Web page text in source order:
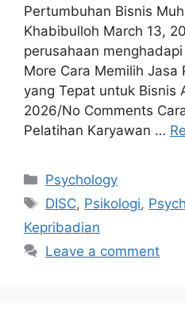
Pertumbuhan Bisnis
Khabibulloh March 13,
perusahaan
More Cara Memilih Jasa
yang Tepat untuk Bisnis
2026/No Comments
Pelatihan Karyawan …
Psychology
DISC, Psikologi,
Kepribadian
Leave a comment